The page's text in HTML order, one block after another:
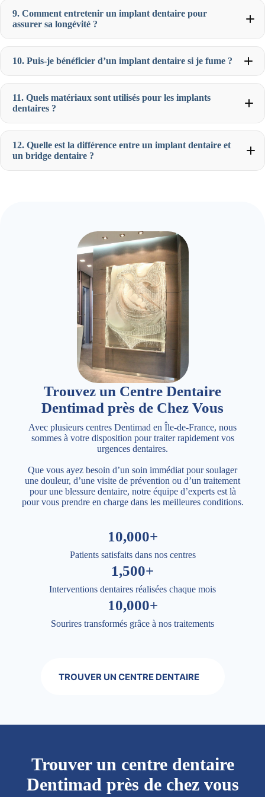
9. Comment entretenir un implant dentaire pour
assurer sa longévité ?
10. Puis-je bénéficier d’un implant dentaire si je fume ?
11. Quels matériaux sont utilisés pour les implants
dentaires ?
12. Quelle est la différence entre un implant dentaire et
un bridge dentaire ?
Trouvez un Centre Dentaire
Dentimad près de Chez Vous
Avec plusieurs centres Dentimad en Île-de-France, nous
sommes à votre disposition pour traiter rapidement vos
urgences dentaires.
Que vous ayez besoin d’un soin immédiat pour soulager
une douleur, d’une visite de prévention ou d’un traitement
pour une blessure dentaire, notre équipe d’experts est là
pour vous prendre en charge dans les meilleures conditions.
10,000+
Patients satisfaits dans nos centres
1,500+
Interventions dentaires réalisées chaque mois
10,000+
Sourires transformés grâce à nos traitements
TROUVER UN CENTRE DENTAIRE
Trouver un centre dentaire
Dentimad près de chez vous